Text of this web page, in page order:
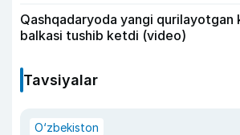
Qashqadaryoda yangi qurilayotgan
balkasi tushib ketdi (video)
Tavsiyalar
O‘zbekiston